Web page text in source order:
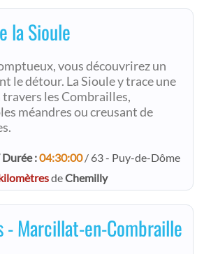
la Sioule
vous découvrirez un
le détour. La Sioule y trace une
travers les Combrailles,
méandres ou creusant de
:04:30:00/ 63 - Puy-de-Dôme
deChemilly
- Marcillat-en-Combraille